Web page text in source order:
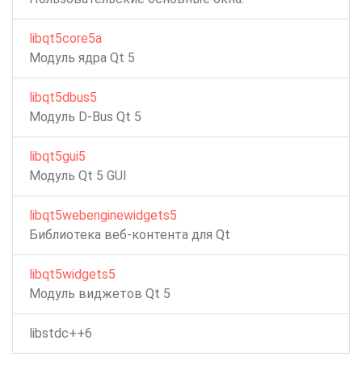
libqt5core5a
Модуль ядра Qt 5
libqt5dbus5
Модуль D-Bus Qt 5
libqt5gui5
Модуль Qt 5 GUI
libqt5webenginewidgets5
Библиотека веб-контента для Qt
libqt5widgets5
Модуль виджетов Qt 5
libstdc++6